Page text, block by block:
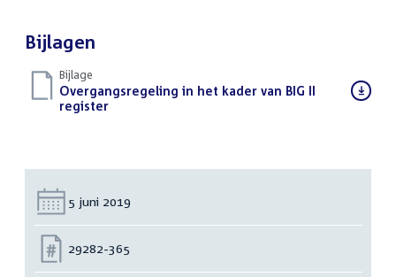
Bijlagen
Bijlage
Download
bestand:
Overgangsregeling in het kader van BIG II
register(PDF)
Datum:
5 juni 2019
Nummer:
29282-365